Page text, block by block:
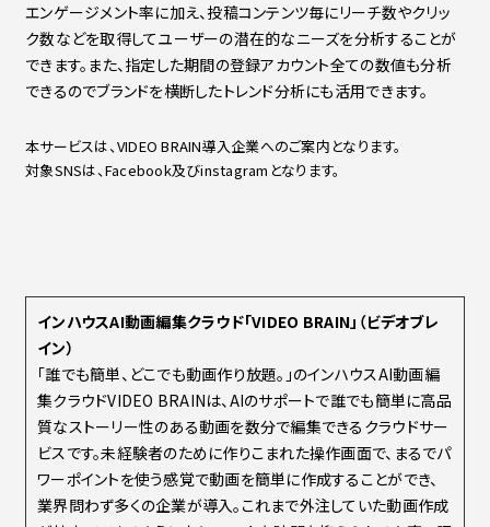
エンゲージメント率に加え、投稿コンテンツ毎にリーチ数やクリッ
ク数などを取得してユーザーの潜在的なニーズを分析することが
できます。また、指定した期間の登録アカウント全ての数値も分析
できるのでブランドを横断したトレンド分析にも活用できます。
本サービスは、VIDEO BRAIN導入企業へのご案内となります。
対象SNSは、Facebook及びinstagramとなります。
インハウスAI動画編集クラウド「VIDEO BRAIN」（ビデオブレ
イン）
「誰でも簡単、どこでも動画作り放題。」のインハウスAI動画編
集クラウドVIDEO BRAINは、AIのサポートで誰でも簡単に高品
質なストーリー性のある動画を数分で編集できるクラウドサー
ビスです。未経験者のために作りこまれた操作画面で、まるでパ
ワーポイントを使う感覚で動画を簡単に作成することができ、
業界問わず多くの企業が導入。これまで外注していた動画作成